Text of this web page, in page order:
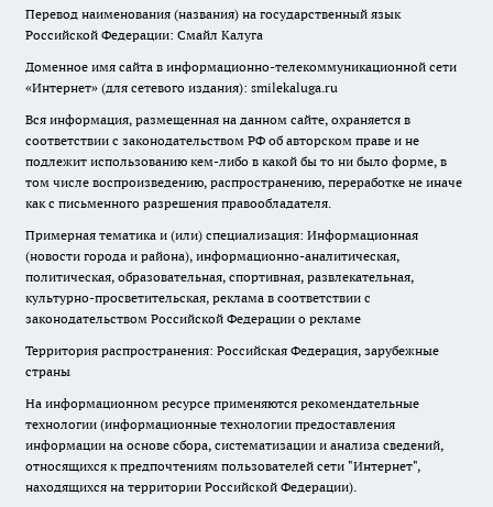
Перевод наименования (названия) на государственный язык
Российской Федерации: Смайл Калуга
Доменное имя сайта в информационно-телекоммуникационной сети
«Интернет» (для сетевого издания): smilekaluga.ru
Вся информация, размещенная на данном сайте, охраняется в
соответствии с законодательством РФ об авторском праве и не
подлежит использованию кем-либо в какой бы то ни было форме, в
том числе воспроизведению, распространению, переработке не иначе
как с письменного разрешения правообладателя.
Примерная тематика и (или) специализация: Информационная
(новости города и района), информационно-аналитическая,
политическая, образовательная, спортивная, развлекательная,
культурно-просветительская, реклама в соответствии с
законодательством Российской Федерации о рекламе
Территория распространения: Российская Федерация, зарубежные
страны
На информационном ресурсе применяются рекомендательные
технологии (информационные технологии предоставления
информации на основе сбора, систематизации и анализа сведений,
относящихся к предпочтениям пользователей сети "Интернет",
находящихся на территории Российской Федерации).